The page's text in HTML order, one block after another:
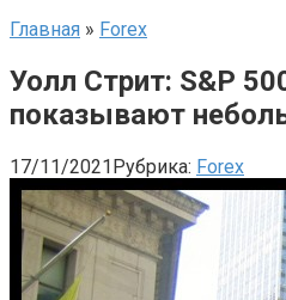
Главная » Forex
Уолл Стрит: S&P
показывают
17/11/2021Рубрика: Forex